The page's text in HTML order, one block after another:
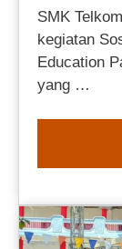
SMK
kegiatan
Education
yang …